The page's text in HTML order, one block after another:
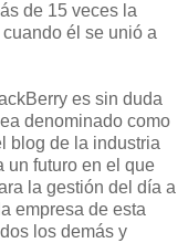
de 15 veces la
él se unió a
es sin duda
denominado como
blog de la industria
un futuro en el que
la gestión del día a
empresa de esta
los demás y